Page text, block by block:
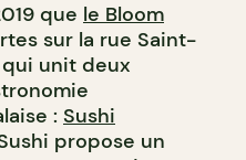
que le Bloom
sur la rue Saint-
qui unit deux
: Sushi
propose un